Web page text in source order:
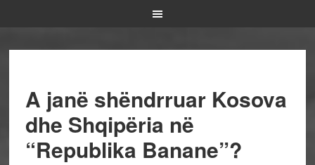
A janë shëndrruar Kosova
dhe Shqipëria në
“Republika Banane”?